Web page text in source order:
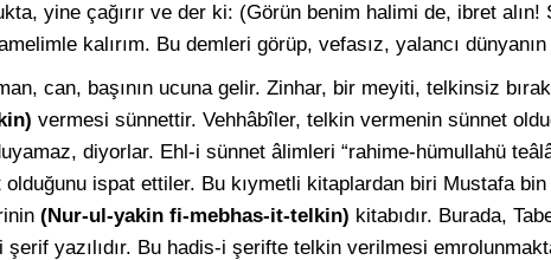
yine çağırır ve der ki: (Görün benim halimi de, ibret
kalırım. Bu demleri görüp, vefasız, yalancı
can, başının ucuna gelir. Zinhar, bir meyiti, telkinsiz
vermesi sünnettir. Vehhâbîler, telkin vermenin sünnet
diyorlar. Ehl-i sünnet âlimleri “rahime-hümullahü
ispat ettiler. Bu kıymetli kitaplardan biri Mustafa
(Nur-ul-yakin fi-mebhas-it-telkin) kitabıdır. Burada,
yazılıdır. Bu hadis-i şerifte telkin verilmesi